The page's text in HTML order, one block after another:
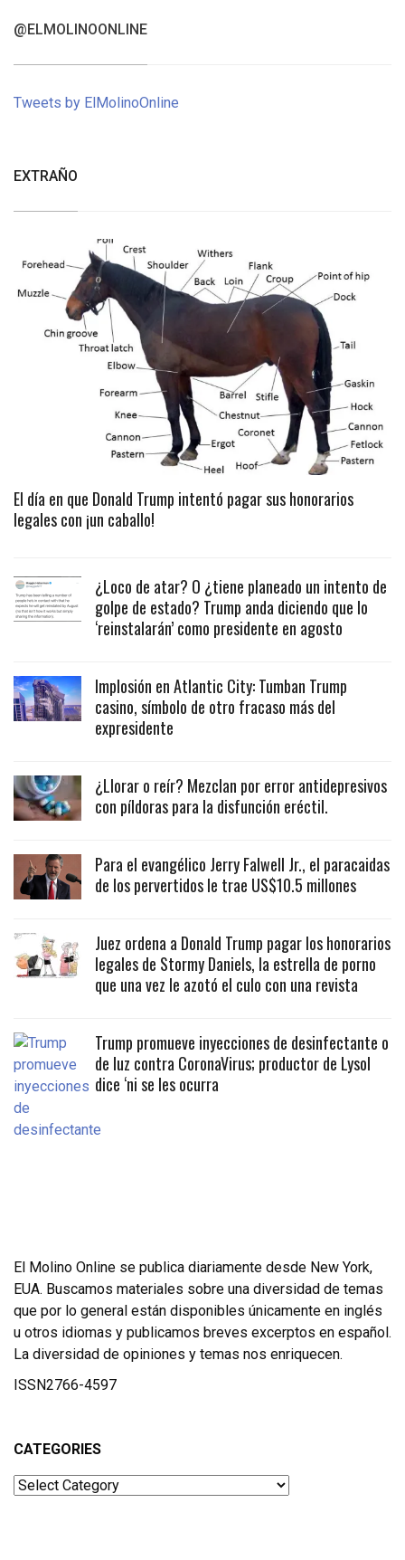
@ELMOLINOONLINE
Tweets by ElMolinoOnline
EXTRAÑO
El día en que Donald Trump intentó pagar sus honorarios
legales con ¡un caballo!
¿Loco de atar? O ¿tiene planeado un intento de
golpe de estado? Trump anda diciendo que lo
‘reinstalarán’ como presidente en agosto
Implosión en Atlantic City: Tumban Trump
casino, símbolo de otro fracaso más del
expresidente
¿Llorar o reír? Mezclan por error antidepresivos
con píldoras para la disfunción eréctil.
Para el evangélico Jerry Falwell Jr., el paracaidas
de los pervertidos le trae US$10.5 millones
Juez ordena a Donald Trump pagar los honorarios
legales de Stormy Daniels, la estrella de porno
que una vez le azotó el culo con una revista
Trump promueve inyecciones de desinfectante o
de luz contra CoronaVirus; productor de Lysol
dice ‘ni se les ocurra
El Molino Online se publica diariamente desde New York,
EUA. Buscamos materiales sobre una diversidad de temas
que por lo general están disponibles únicamente en inglés
u otros idiomas y publicamos breves excerptos en español.
La diversidad de opiniones y temas nos enriquecen.
ISSN2766-4597
CATEGORIES
Categories